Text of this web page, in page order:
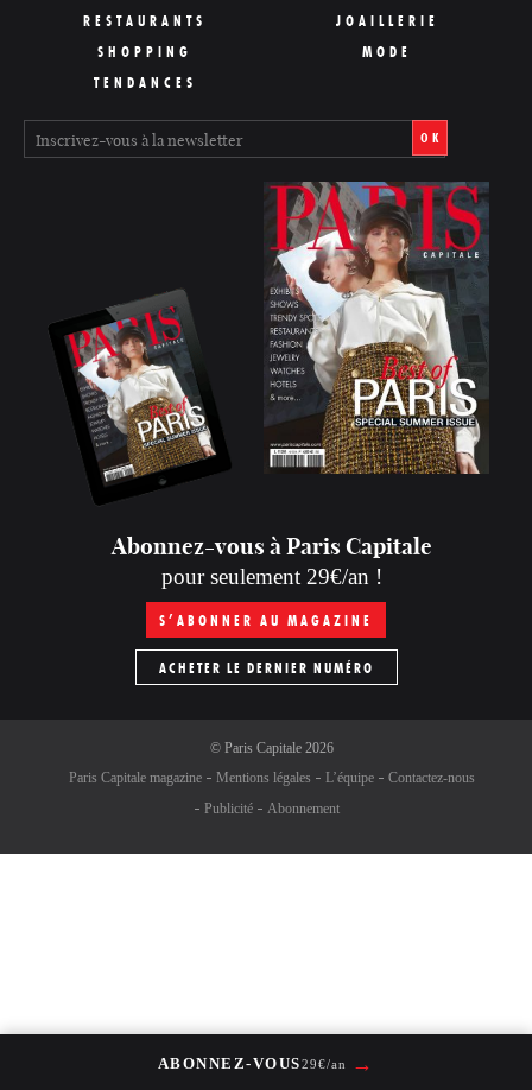
RESTAURANTS
SHOPPING
TENDANCES
JOAILLERIE
MODE
OK
Abonnez-vous à Paris Capitale
pour seulement 29€/an !
S’ABONNER AU MAGAZINE
ACHETER LE DERNIER NUMÉRO
© Paris Capitale2026
Paris Capitale magazine
Mentions légales L’équipe
Contactez-nous
Publicité
Abonnement
ABONNEZ-VOUS29€/an →